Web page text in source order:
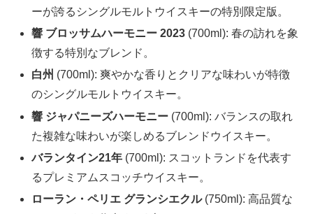
ーが誇るシングルモルトウイスキーの特別限定版。
響 ブロッサムハーモニー 2023 (700ml): 春の訪れを象
徴する特別なブレンド。
白州 (700ml): 爽やかな香りとクリアな味わいが特徴
のシングルモルトウイスキー。
響 ジャパニーズハーモニー (700ml): バランスの取れ
た複雑な味わいが楽しめるブレンドウイスキー。
バランタイン21年 (700ml): スコットランドを代表す
るプレミアムスコッチウイスキー。
ローラン・ペリエ グランシエクル(750ml): 高品質な